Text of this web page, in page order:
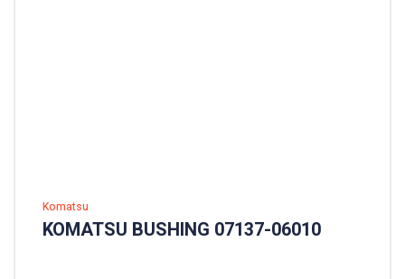
Komatsu
KOMATSU BUSHING 07137-06010